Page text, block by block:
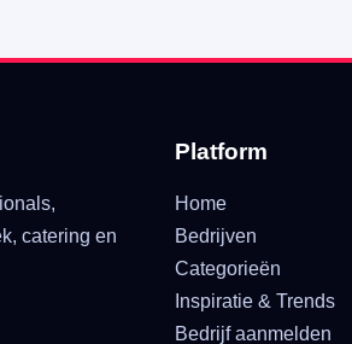
catering en
Platform
Home
Bedrijven
Categorieën
Inspiratie & Trends
Bedrijf aanmelden